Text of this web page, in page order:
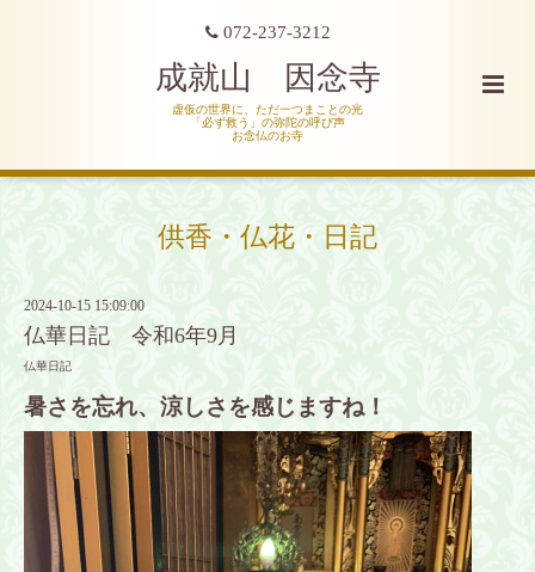
072-237-3212
成就山 因念寺
虚仮の世界に、ただ一つまことの光
「必ず救う」の弥陀の呼び声
お念仏のお寺
供香・仏花・日記
2024-10-15 15:09:00
仏華日記 令和6年9月
仏華日記
暑さを忘れ、涼しさを感じますね！